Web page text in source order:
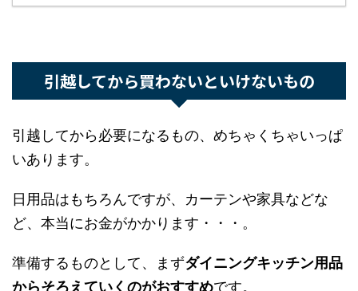
は、地鎮祭後と引越し後の2回実施
続きを見る
引越してから買わないといけないもの
引越してから必要になるもの、めちゃくちゃいっ
日用品はもちろんですが、カーテンや家具などな